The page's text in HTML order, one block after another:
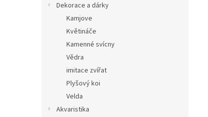
Dekorace a dárky
Kamjove
Květináče
Kamenné svícny
Vědra
imitace zvířat
Plyšový koi
Velda
Akvaristika